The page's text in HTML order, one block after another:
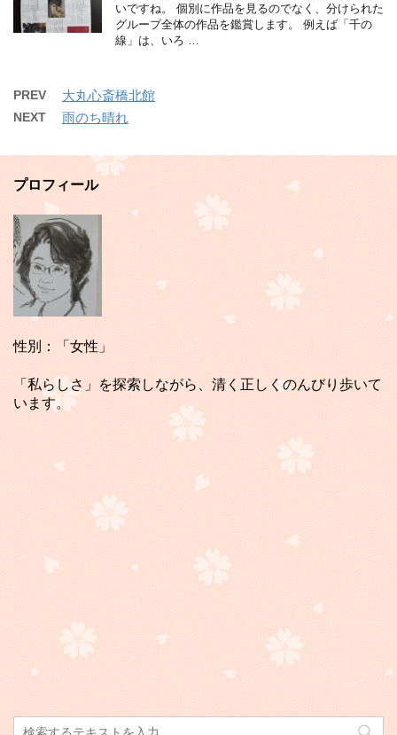
いですね。 個別に作品を見るのでなく、分けられた
グループ全体の作品を鑑賞します。 例えば「千の
線」は、いろ …
PREV 大丸心斎橋北館
NEXT 雨のち晴れ
プロフィール
性別：「女性」
「私らしさ」を探索しながら、清く正しくのんびり歩いて
います。